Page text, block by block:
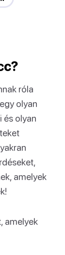
róla
olyan
és olyan
amelyek
amelyek